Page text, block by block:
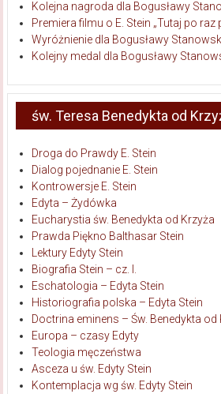
Kolejna nagroda dla Bogusławy
Premiera filmu o E. Stein „Tutaj po raz
Wyróżnienie dla Bogusławy
Kolejny medal dla Bogusławy
św. Teresa Benedykta od
Droga do Prawdy E. Stein
Dialog pojednanie E. Stein
Kontrowersje E. Stein
Edyta – Żydówka
Eucharystia św. Benedykta od Krzyża
Prawda Piękno Balthasar Stein
Lektury Edyty Stein
Biografia Stein – cz. I.
Eschatologia – Edyta Stein
Historiografia polska – Edyta Stein
Doctrina eminens – Św. Benedykta od
Europa – czasy Edyty
Teologia męczeństwa
Asceza u św. Edyty Stein
Kontemplacja wg św. Edyty Stein